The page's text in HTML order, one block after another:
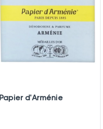
Papier d'Arménie